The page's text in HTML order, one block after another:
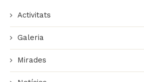
Activitats
Galeria
Mirades